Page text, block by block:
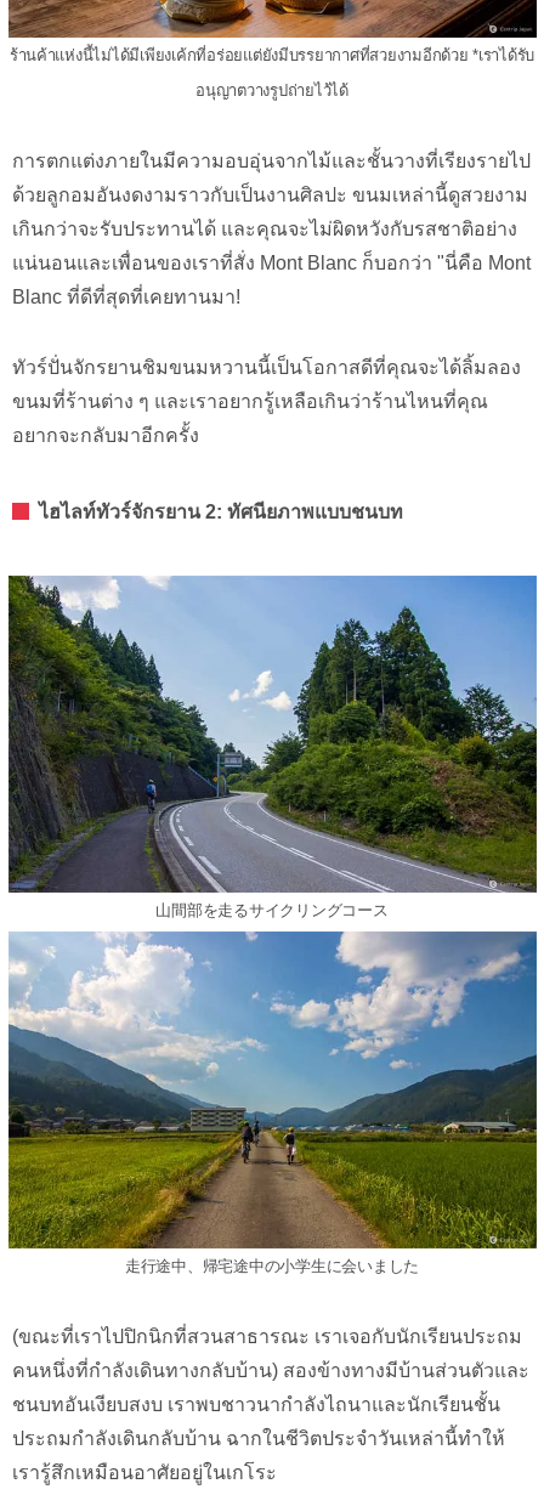
ร้านค้าแห่งนี้ไม่ได้มีเพียงเค้กที่อร่อยแต่ยังมีบรรยากาศที่สวยงามอีกด้วย *เราได้รับ
อนุญาตวางรูปถ่ายไว้ได้
การตกแต่งภายในมีความอบอุ่นจากไม้และชั้นวางที่เรียงรายไป
ด้วยลูกอมอันงดงามราวกับเป็นงานศิลปะ ขนมเหล่านี้ดูสวยงาม
เกินกว่าจะรับประทานได้ และคุณจะไม่ผิดหวังกับรสชาติอย่าง
แน่นอนและเพื่อนของเราที่สั่ง Mont Blanc ก็บอกว่า "นี่คือ Mont
Blanc ที่ดีที่สุดที่เคยทานมา!
ทัวร์ปั่นจักรยานชิมขนมหวานนี้เป็นโอกาสดีที่คุณจะได้ลิ้มลอง
ขนมที่ร้านต่าง ๆ และเราอยากรู้เหลือเกินว่าร้านไหนที่คุณ
อยากจะกลับมาอีกครั้ง
ไฮไลท์ทัวร์จักรยาน 2: ทัศนียภาพแบบชนบท
山間部を走るサイクリングコース
走行途中、帰宅途中の小学生に会いました
(ขณะที่เราไปปิกนิกที่สวนสาธารณะ เราเจอกับนักเรียนประถม
คนหนึ่งที่กำลังเดินทางกลับบ้าน) สองข้างทางมีบ้านส่วนตัวและ
ชนบทอันเงียบสงบ เราพบชาวนากำลังไถนาและนักเรียนชั้น
ประถมกำลังเดินกลับบ้าน ฉากในชีวิตประจำวันเหล่านี้ทำให้
เรารู้สึกเหมือนอาศัยอยู่ในเกโระ